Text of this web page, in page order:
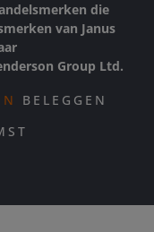
die
van Janus
Group Ltd.
BELEGGEN